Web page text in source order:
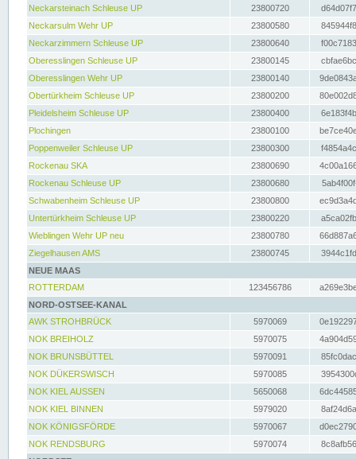
Neckarsteinach Schleuse UP
23800720
Neckarsulm Wehr UP
23800580
Neckarzimmern Schleuse UP
23800640
Oberesslingen Schleuse UP
23800145
Oberesslingen Wehr UP
23800140
Obertürkheim Schleuse UP
23800200
Pleidelsheim Schleuse UP
23800400
Plochingen
23800100
Poppenweiler Schleuse UP
23800300
Rockenau SKA
23800690
Rockenau Schleuse UP
23800680
Schwabenheim Schleuse UP
23800800
Untertürkheim Schleuse UP
23800220
Wieblingen Wehr UP neu
23800780
Ziegelhausen AMS
23800745
NEUE MAAS
ROTTERDAM
123456786
NORD-OSTSEE-KANAL
AWK STROHBRÜCK
5970069
NOK BREIHOLZ
5970075
NOK BRUNSBÜTTEL
5970091
NOK DÜKERSWISCH
5970085
NOK KIEL AUSSEN
5650068
NOK KIEL BINNEN
5979020
NOK KÖNIGSFÖRDE
5970067
NOK RENDSBURG
5970074